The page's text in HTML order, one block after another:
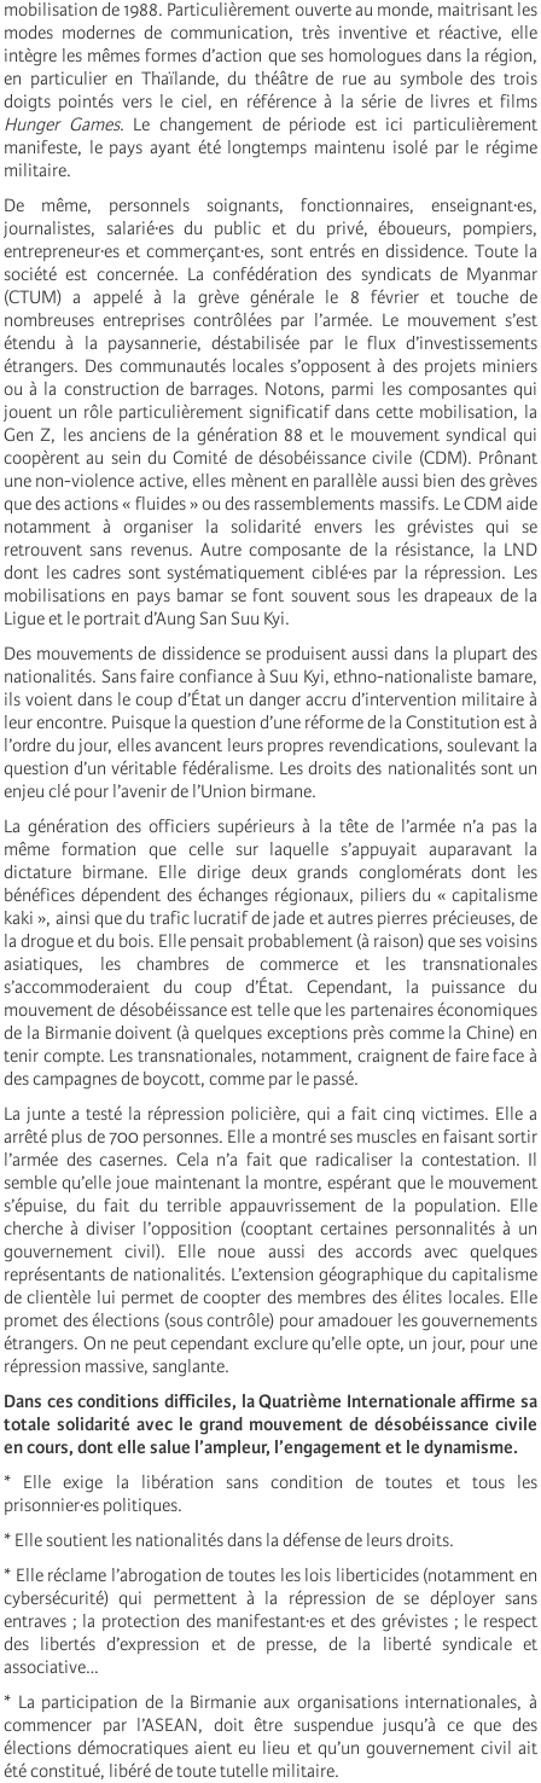
mobilisation de 1988. Particulièrement ouverte au monde, maitrisant les
modes modernes de communication, très inventive et réactive, elle
intègre les mêmes formes d’action que ses homologues dans la région,
en particulier en Thaïlande, du théâtre de rue au symbole des trois
doigts pointés vers le ciel, en référence à la série de livres et films
Hunger Games. Le changement de période est ici particulièrement
manifeste, le pays ayant été longtemps maintenu isolé par le régime
militaire.
De même, personnels soignants, fonctionnaires, enseignant·es,
journalistes, salarié·es du public et du privé, éboueurs, pompiers,
entrepreneur·es et commerçant·es, sont entrés en dissidence. Toute la
société est concernée. La confédération des syndicats de Myanmar
(CTUM) a appelé à la grève générale le 8 février et touche de
nombreuses entreprises contrôlées par l’armée. Le mouvement s’est
étendu à la paysannerie, déstabilisée par le flux d’investissements
étrangers. Des communautés locales s’opposent à des projets miniers
ou à la construction de barrages. Notons, parmi les composantes qui
jouent un rôle particulièrement significatif dans cette mobilisation, la
Gen Z, les anciens de la génération 88 et le mouvement syndical qui
coopèrent au sein du Comité de désobéissance civile (CDM). Prônant
une non-violence active, elles mènent en parallèle aussi bien des grèves
que des actions « fluides » ou des rassemblements massifs. Le CDM aide
notamment à organiser la solidarité envers les grévistes qui se
retrouvent sans revenus. Autre composante de la résistance, la LND
dont les cadres sont systématiquement ciblé·es par la répression. Les
mobilisations en pays bamar se font souvent sous les drapeaux de la
Ligue et le portrait d’Aung San Suu Kyi.
Des mouvements de dissidence se produisent aussi dans la plupart des
nationalités. Sans faire confiance à Suu Kyi, ethno-nationaliste bamare,
ils voientdans le coup d’État un danger accru d’intervention militaire à
leur encontre. Puisque la question d’une réforme de la Constitution est à
l’ordre du jour, elles avancent leurs propres revendications, soulevant la
question d’un véritable fédéralisme. Les droits des nationalités sont un
enjeu clé pour l’avenir de l’Union birmane.
La génération des officiers supérieurs à la tête de l’armée n’a pas la
même formation que celle sur laquelle s’appuyait auparavant la
dictature birmane. Elle dirige deux grands conglomérats dont les
bénéfices dépendent des échanges régionaux, piliers du « capitalisme
kaki », ainsi que du trafic lucratif de jade et autres pierres précieuses, de
la drogue et du bois. Elle pensait probablement (à raison) que ses voisins
asiatiques, les chambres de commerce et les transnationales
s’accommoderaient du coup d’État. Cependant, la puissance du
mouvement de désobéissance est telle que les partenaires économiques
de la Birmanie doivent (à quelques exceptions près comme la Chine) en
tenir compte. Les transnationales, notamment, craignent de faire face à
des campagnes de boycott, comme par le passé.
La junte a testé la répression policière, qui a fait cinq victimes. Elle a
arrêté plus de 700 personnes. Elle a montré ses muscles en faisant sortir
l’armée des casernes. Cela n’a fait que radicaliser la contestation. Il
semble qu’elle joue maintenant la montre, espérant que le mouvement
s’épuise, du fait du terrible appauvrissement de la population. Elle
cherche à diviser l’opposition (cooptant certaines personnalités à un
gouvernement civil). Elle noue aussi des accords avec quelques
représentants de nationalités. L’extension géographique du capitalisme
de clientèle lui permet de coopter des membres des élites locales. Elle
promet des élections (sous contrôle) pour amadouer les gouvernements
étrangers. On ne peut cependant exclure qu’elle opte, un jour, pour une
répression massive, sanglante.
Dans ces conditions difficiles, la Quatrième Internationale affirme sa
totale solidarité avec le grand mouvement de désobéissance civile
en cours, dont elle salue l’ampleur, l’engagement et le dynamisme.
* Elle exige la libération sans condition de toutes et tous les
prisonnier·es politiques.
* Elle soutient les nationalités dans la défense de leurs droits.
* Elle réclame l’abrogation de toutes les lois liberticides (notamment en
cybersécurité) qui permettent à la répression de se déployer sans
entraves ; la protection des manifestant·es et des grévistes ; le respect
des libertés d’expression et de presse, de la liberté syndicale et
associative…
* La participation de la Birmanie aux organisations internationales, à
commencer par l’ASEAN, doit être suspendue jusqu’à ce que des
élections démocratiques aient eu lieu et qu’un gouvernement civil ait
été constitué, libéré de toute tutelle militaire.